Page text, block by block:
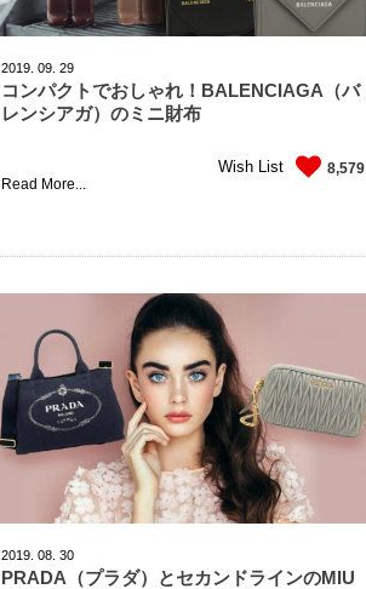
2019. 09. 29
コンパクトでおしゃれ！BALENCIAGA（バ
レンシアガ）のミニ財布
Read More...
8,579
Wish List
2019. 08. 30
PRADA（プラダ）とセカンドラインのMIU